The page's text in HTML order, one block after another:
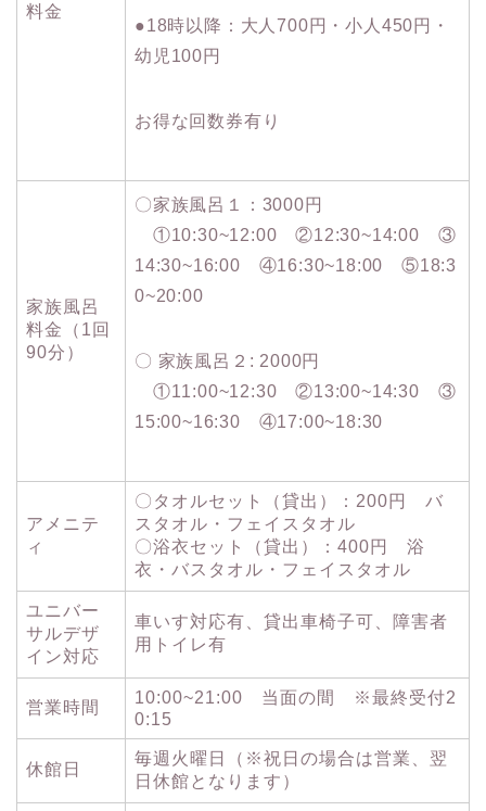
料金
●18時以降：大人700円・小人450円・
幼児100円
お得な回数券有り
家族風呂
料金（1回
90分）
〇家族風呂１：3000円
①10:30~12:00 ②12:30~14:00 ③
14:30~16:00 ④16:30~18:00 ⑤18:3
0~20:00
〇 家族風呂２: 2000円
①11:00~12:30 ②13:00~14:30 ③
15:00~16:30 ④17:00~18:30
アメニテ
ィ
〇タオルセット（貸出）：200円 バ
スタオル・フェイスタオル
〇浴衣セット（貸出）：400円 浴
衣・バスタオル・フェイスタオル
ユニバー
サルデザ
イン対応
車いす対応有、貸出車椅子可、障害者
用トイレ有
営業時間
10:00~21:00 当面の間 ※最終受付2
0:15
休館日
毎週火曜日（※祝日の場合は営業、翌
日休館となります）